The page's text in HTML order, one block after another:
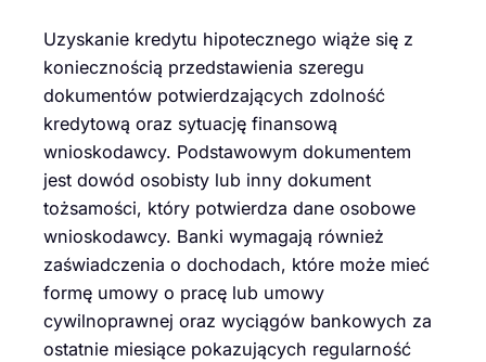
Uzyskanie kredytu hipotecznego wiąże się z
koniecznością przedstawienia szeregu
dokumentów potwierdzających zdolność
kredytową oraz sytuację finansową
wnioskodawcy. Podstawowym dokumentem
jest dowód osobisty lub inny dokument
tożsamości, który potwierdza dane osobowe
wnioskodawcy. Banki wymagają również
zaświadczenia o dochodach, które może mieć
formę umowy o pracę lub umowy
cywilnoprawnej oraz wyciągów bankowych za
ostatnie miesiące pokazujących regularność